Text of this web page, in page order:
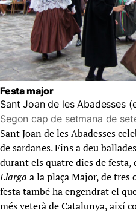
Festa major
Sant Joan de les Abadesses
Segon cap de setmana de
Sant Joan de les Abadesses
de sardanes. Fins a deu
durant els quatre dies de
Llarga a la plaça Major, de tres
festa també ha engendrat el
més veterà de Catalunya, així